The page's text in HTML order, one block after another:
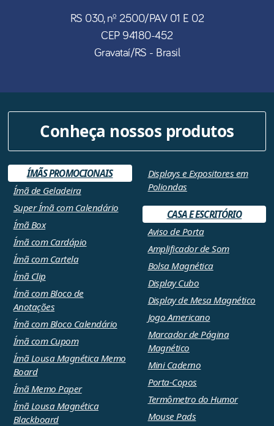
RS 030, nº 2500/PAV 01 E 02
CEP 94180-452
Gravataí/RS - Brasil
Conheça nossos produtos
ÍMÃS PROMOCIONAIS
Ímã de Geladeira
Super Ímã com Calendário
Ímã Box
Ímã com Cardápio
Ímã com Cartela
Ímã Clip
Ímã com Bloco de
Anotações
Ímã com Bloco Calendário
Ímã com Cupom
Ímã Lousa Magnética Memo
Board
Ímã Memo Paper
Ímã Lousa Magnética
Blackboard
Displays e Expositores em
Poliondas
CASA E ESCRITÓRIO
Aviso de Porta
Amplificador de Som
Bolsa Magnética
Display Cubo
Display de Mesa Magnético
Jogo Americano
Marcador de Página
Magnético
Mini Caderno
Porta-Copos
Termômetro do Humor
Mouse Pads